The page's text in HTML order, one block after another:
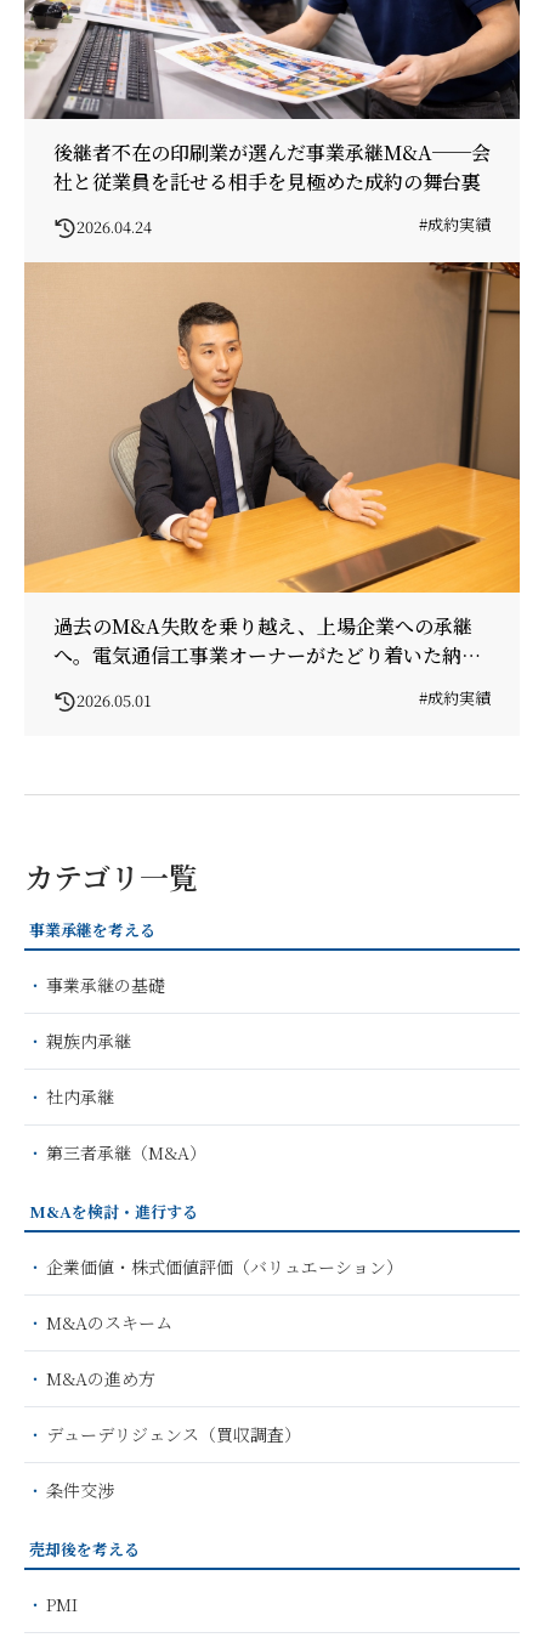
後継者不在の印刷業が選んだ事業承継M&A──会
社と従業員を託せる相手を見極めた成約の舞台裏
2026.04.24 #成約実績
過去のM&A失敗を乗り越え、上場企業への承継
へ。電気通信工事業オーナーがたどり着いた納得
2026.05.01 #成約実績
カテゴリ一覧
事業承継を考える
事業承継の基礎
親族内承継
社内承継
第三者承継（M&A）
M&Aを検討・進行する
企業価値・株式価値評価（バリュエーション）
M&Aのスキーム
M&Aの進め方
デューデリジェンス（買収調査）
条件交渉
売却後を考える
PMI